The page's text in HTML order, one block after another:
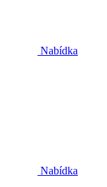
Nabídka
Nabídka